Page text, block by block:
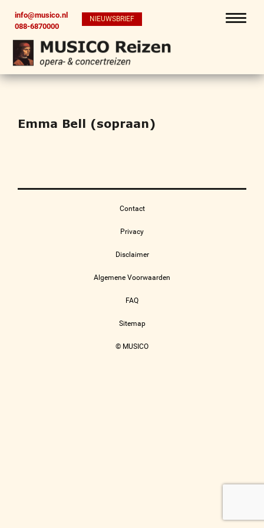
info@musico.nl
088-6870000
NIEUWSBRIEF
Emma Bell (sopraan)
Contact
Privacy
Disclaimer
Algemene Voorwaarden
FAQ
Sitemap
© MUSICO